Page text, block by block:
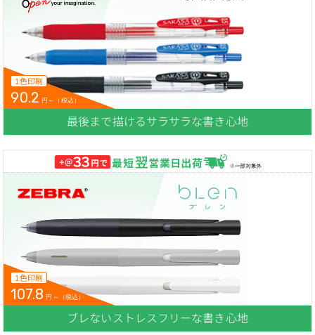
1色印刷
90.2 円～（税込）
最後まで描けるサラサラな書き心地
1色印刷
107.8 円～（税込）
ブレないストレスフリーな書き心地